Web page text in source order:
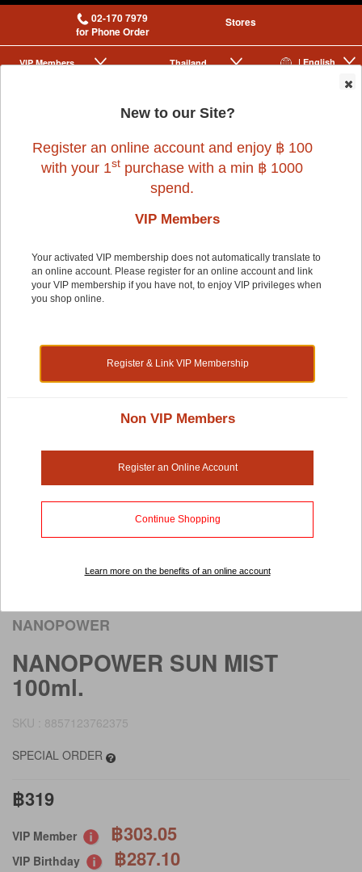
02-170 7979
for Phone Order
Stores
| English
Thailand
VIP Membership
|
NANOPOWER
NANOPOWER SUN MIST
100ml.
SKU : 8857123762375
SPECIAL ORDER
฿319
VIP Member ฿303.05
VIP Birthday ฿287.10
New to our Site?
Register an online account and enjoy ฿ 100
with your 1st purchase with a min ฿ 1000
spend.
VIP Members
Your activated VIP membership does not automatically translate to
an online account. Please register for an online account and link
your VIP membership if you have not, to enjoy VIP privileges when
you shop online.
Register & Link VIP Membership
Non VIP Members
Register an Online Account
Continue Shopping
Learn more on the benefits of an online account